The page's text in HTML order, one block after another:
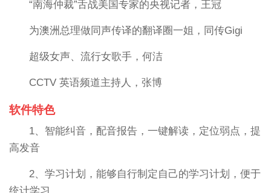
“南海仲裁”舌战美国专家的央视记者，王冠
为澳洲总理做同声传译的翻译圈一姐，同传Gigi
超级女声、流行女歌手，何洁
CCTV 英语频道主持人，张博
软件特色
1、智能纠音，配音报告，一键解读，定位弱点，提
高发音
2、学习计划，能够自行制定自己的学习计划，便于